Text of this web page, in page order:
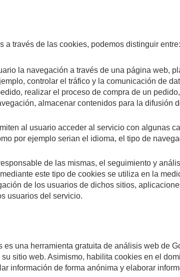
a través de las cookies, podemos distinguir entre:
la navegación a través de una página web,
controlar el tráfico y la comunicación de
realizar el proceso de compra de un
almacenar contenidos para la difusión
al usuario acceder al servicio con algunas
por ejemplo serian el idioma, el tipo de
de las mismas, el seguimiento y
este tipo de cookies se utiliza en la
de los usuarios de dichos sitios,
usuarios del servicio.
una herramienta gratuita de análisis web de
sitio web. Asimismo, habilita cookies en el
información de forma anónima y elaborar